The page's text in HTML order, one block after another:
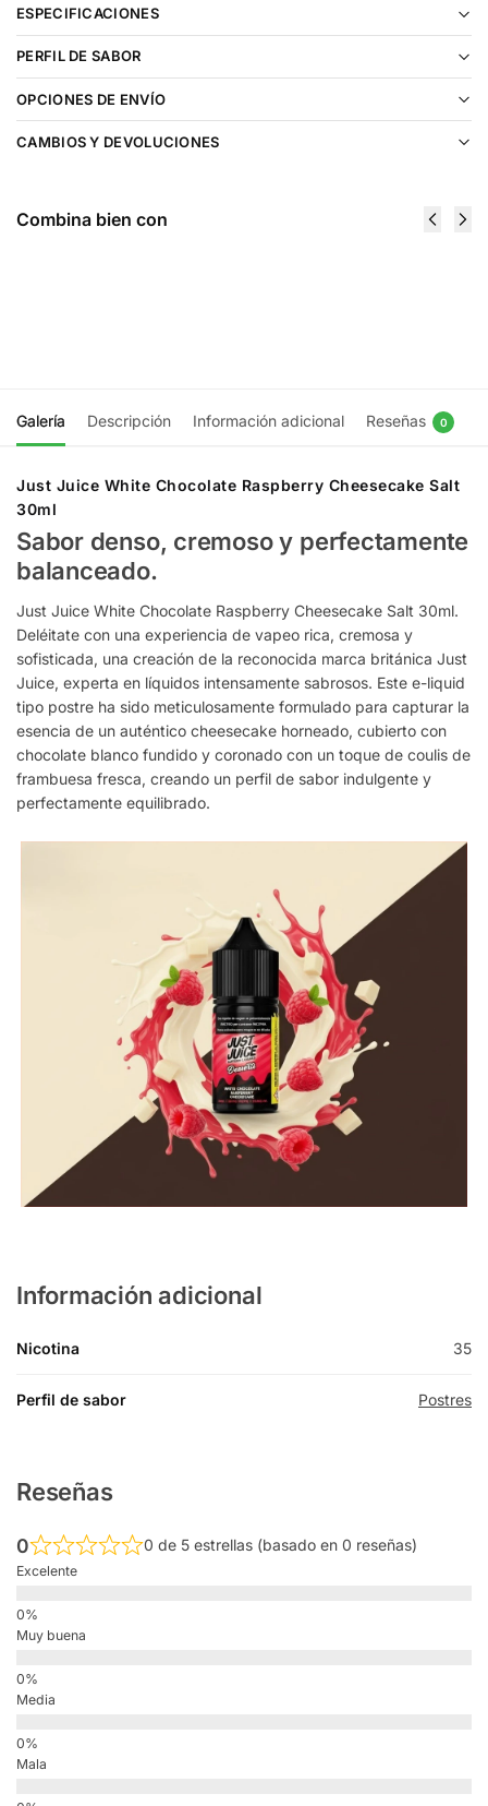
ESPECIFICACIONES
PERFIL DE SABOR
OPCIONES DE ENVÍO
CAMBIOS Y DEVOLUCIONES
Combina bien con
Galería Descripción Información adicional Reseñas 0
Just Juice White Chocolate Raspberry Cheesecake Salt
30ml
Sabor denso, cremoso y perfectamente
balanceado.
Just Juice White Chocolate Raspberry Cheesecake Salt 30ml.
Deléitate con una experiencia de vapeo rica, cremosa y
sofisticada, una creación de la reconocida marca británica Just
Juice, experta en líquidos intensamente sabrosos. Este e-liquid
tipo postre ha sido meticulosamente formulado para capturar la
esencia de un auténtico cheesecake horneado, cubierto con
chocolate blanco fundido y coronado con un toque de coulis de
frambuesa fresca, creando un perfil de sabor indulgente y
perfectamente equilibrado.
Información adicional
Nicotina 35
Perfil de sabor Postres
Reseñas
0 0 de 5 estrellas (basado en 0 reseñas)
Excelente
Muy buena
Media
Mala